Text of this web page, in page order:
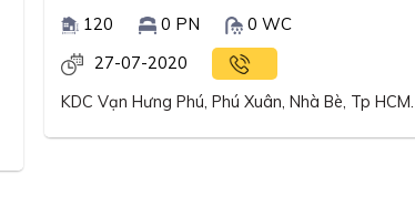
120 0 PN
0 WC
27-07-2020
KDC Vạn Hưng Phú, Phú Xuân, Nhà Bè, Tp HCM.